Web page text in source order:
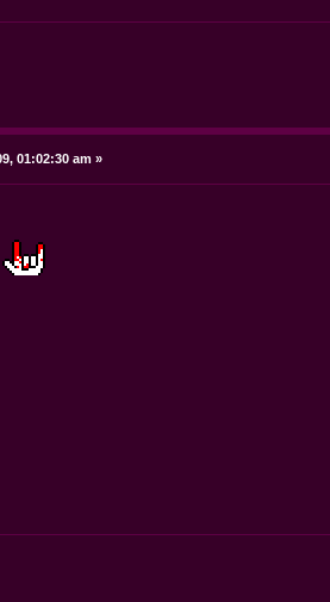
01:02:30 am »